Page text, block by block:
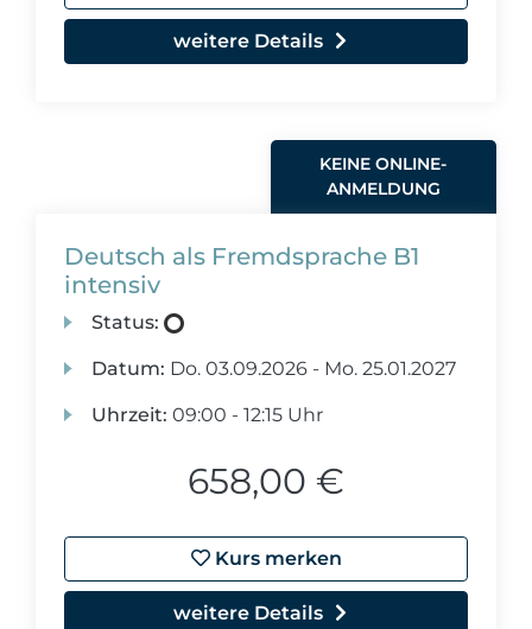
weitere Details
KEINE ONLINE-
ANMELDUNG
Deutsch als Fremdsprache B1
intensiv
Status:
Datum: Do. 03.09.2026 - Mo. 25.01.2027
Uhrzeit: 09:00 - 12:15 Uhr
658,00 €
Kurs merken
weitere Details